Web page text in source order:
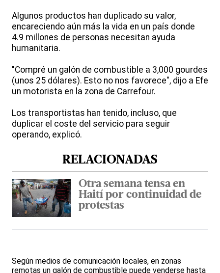
Algunos productos han duplicado su valor,
encareciendo aún más la vida en un país donde
4.9 millones de personas necesitan ayuda
humanitaria.
"Compré un galón de combustible a 3,000 gourdes
(unos 25 dólares). Esto no nos favorece", dijo a Efe
un motorista en la zona de Carrefour.
Los transportistas han tenido, incluso, que
duplicar el coste del servicio para seguir
operando, explicó.
RELACIONADAS
Otra semana tensa en
Haití por continuidad de
protestas
Según medios de comunicación locales, en zonas
remotas un galón de combustible puede venderse hasta